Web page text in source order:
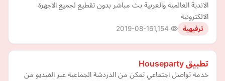
الاندية العالمية والعربية بث مباشر بدون تقطيع لجميع الاجهزة
الالكترونية
ترفيهية 2019-08-16
تطبيق Houseparty
خدمة تواصل اجتماعي تمكن من الدردشة الجماعية عبر الفيديو من